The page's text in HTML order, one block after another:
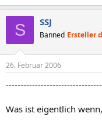
S SSJ
Banned Ersteller
26. Februar 2006
Was ist eigentlich